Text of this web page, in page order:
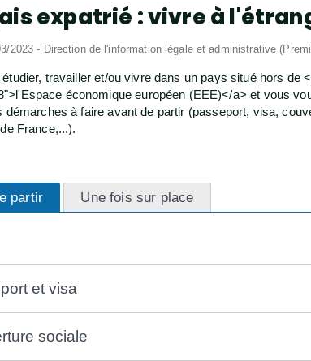
expatrié : vivre à
2023 - Direction de l'information légale et administrative
travailler et/ou vivre dans un pays situé hors
économique européen (EEE)</a> et vous
démarches à faire avant de partir (passeport, visa,
France,...).
partir Une fois sur place
et visa
sociale